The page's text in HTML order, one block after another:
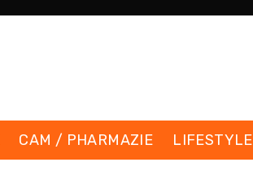
CAM / PHARMAZIE LIFESTYLE